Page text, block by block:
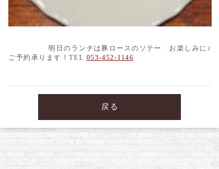
明日のランチは豚ロースのソテー お楽しみに♪
ご予約承ります！TEL 053-452-1146
戻る